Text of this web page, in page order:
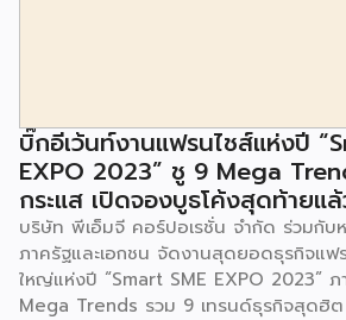
จนประชาชนในชุมชนและพื้นที่ใกล้เคียง ร
และนักเรียนจากศูนย์พัฒนาเด็กเล็กก่อนวัยเ
ร่วมเป็นเกียรติในพิธีดังกล่าว โครงการก
เผาไหม้ฯ ยังมีกิจกรรมเพื่อสังคมหรือ
ชุมชนรอบๆ พื้นที่โครงการอย่างต่อเนื่อง
ประชาสัมพันธ์ […]
บิ๊กอีเว้นท์งานแฟรนไชส์แห่งปี
EXPO 2023” ชู 9 Mega
กระแส เปิดจองบูธโค้งสุดท้ายแ
บริษัท พีเอ็มจี คอร์ปอเรชั่น จำกัด ร่วมกั
ภาครัฐและเอกชน จัดงานสุดยอดธุรกิจแ
ใหญ่แห่งปี “Smart SME EXPO 2023”
Mega Trends รวม 9 เทรนด์ธุรกิจสุดฮิต